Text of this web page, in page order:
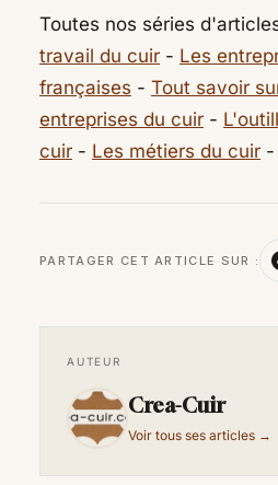
Toutes nos séries
travail du cuir - Les
françaises - Tout savoir
entreprises du cuir -
cuir - Les métiers du cuir -
PARTAGER CET ARTICLE SUR :
AUTEUR
Crea-Cuir
Voir tous ses articles →